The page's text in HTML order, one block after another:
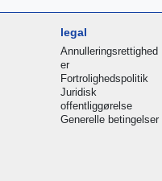
legal
Annulleringsrettighed
er
Fortrolighedspolitik
Juridisk
offentliggørelse
Generelle betingelser